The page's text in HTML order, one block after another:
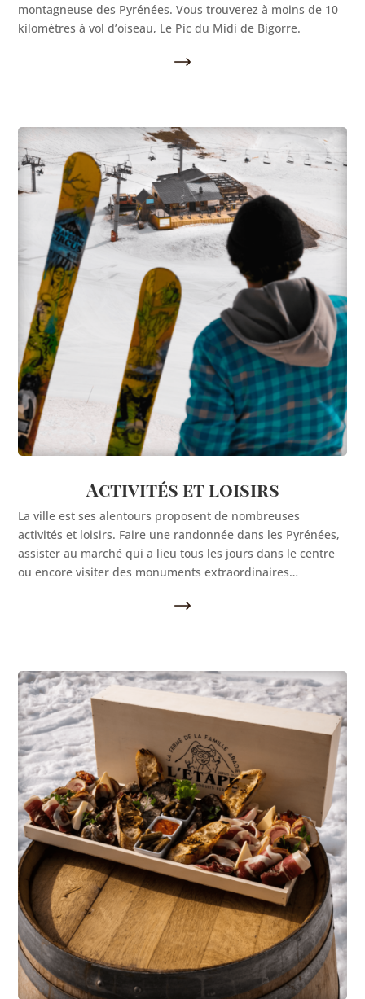
montagneuse des Pyrénées. Vous trouverez à moins de 10
kilomètres à vol d’oiseau, Le Pic du Midi de Bigorre.
Activités et loisirs
La ville est ses alentours proposent de nombreuses
activités et loisirs. Faire une randonnée dans les Pyrénées,
assister au marché qui a lieu tous les jours dans le centre
ou encore visiter des monuments extraordinaires…